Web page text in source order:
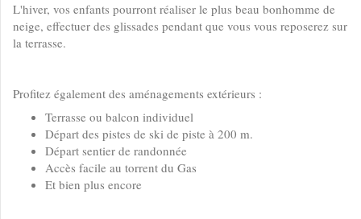
L'hiver, vos enfants pourront réaliser le plus beau bonhomme de
neige, effectuer des glissades pendant que vous vous reposerez sur
la terrasse.
Profitez également des aménagements extérieurs :
Terrasse ou balcon individuel
Départ des pistes de ski de piste à 200 m.
Départ sentier de randonnée
Accès facile au torrent du Gas
Et bien plus encore